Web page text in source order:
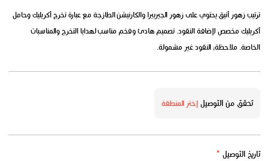
ترتيب زهور أنيق يحتوي على زهور الجيربيرا والكارنيشن الطازجة مع عبارة تخرج أكريليك وحامل
أكريليك مخصص لإضافة النقود. تصميم هادئ وفخم مناسب لهدايا التخرج والمناسبات
الخاصة. ملاحظة: النقود غير مشمولة.
تحقق من التوصيلإختر المنطقة
تاريخ التوصيل *